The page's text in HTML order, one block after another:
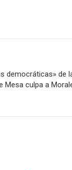
democráticas» de
Mesa culpa a